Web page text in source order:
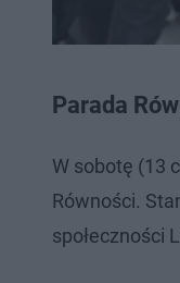
Parada
W sobotę (13
Równości.
społeczności